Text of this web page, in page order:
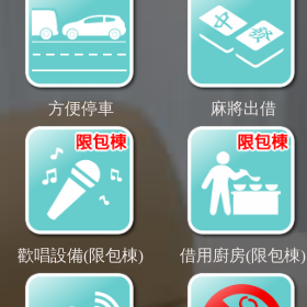
方便停車 麻將出借
歡唱設備(限包棟) 借用廚房(限包棟)